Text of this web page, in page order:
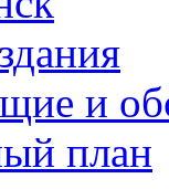
и
план